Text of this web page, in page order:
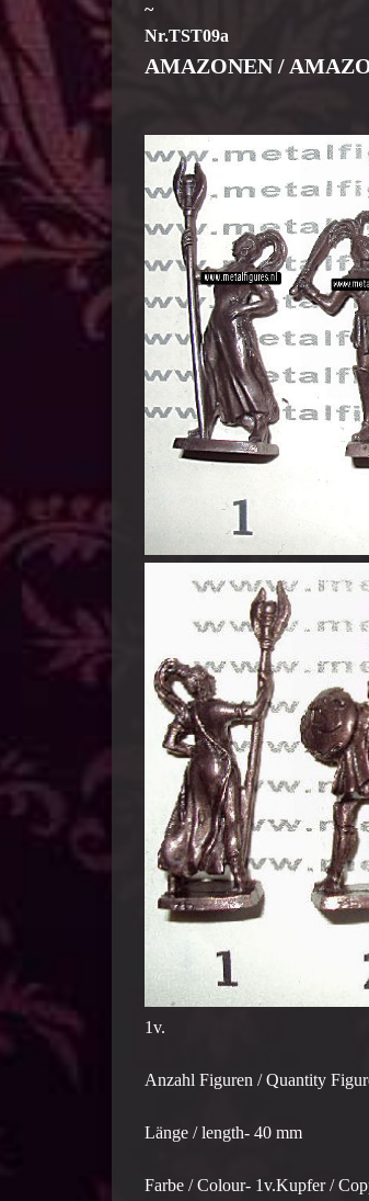
~
Nr.TST09a
AMAZONEN /
1v.
Anzahl Figuren / Quantity
Länge / length- 40 mm
Farbe / Colour- 1v.Kupfer /